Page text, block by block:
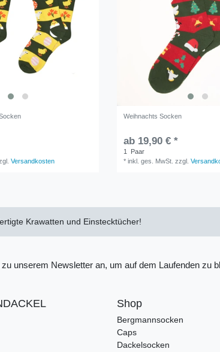
Versandkosten
Weihnachts Socken
ab 19,90 € *
1
Paar
*inkl. ges. MwSt. zzgl.
Krawatten und Einstecktücher!
unserem Newsletter an, um auf dem Laufenden zu
Shop
Bergmannsocken
Caps
Dackelsocken